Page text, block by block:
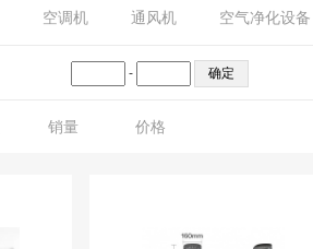
空调机 通风机 空气净化设备
-
销量 价格